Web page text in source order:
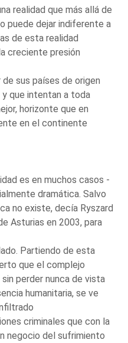
realidad que más allá de
puede dejar indiferente a
de esta realidad
creciente presión
sus países de origen
que intentan a toda
horizonte que en
en el continente
es en muchos casos -
dramática. Salvo
no existe, decía Ryszard
Asturias en 2003, para
Partiendo de esta
que el complejo
perder nunca de vista
humanitaria, se ve
criminales que con la
negocio del sufrimiento